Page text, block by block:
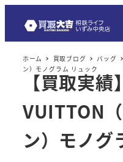
ホーム 買取ブログ バッグ
ン）モノグラム リュック
【買取実
VUITTON
ン）モノグ